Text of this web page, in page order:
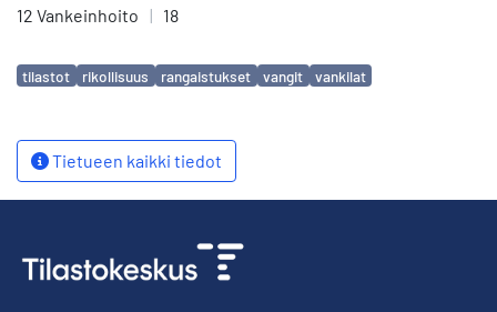
12 Vankeinhoito | 18
Avainsanat
tilastot rikollisuus rangaistukset vangit vankilat
Tietueen kaikki tiedot